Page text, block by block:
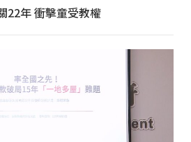
22年 衝擊童受教權